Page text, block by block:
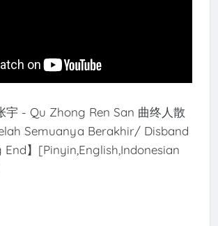
宇 - Qu Zhong Ren San 曲终人散
Semuanya Berakhir/ Disband
】[Pinyin,English,Indonesian